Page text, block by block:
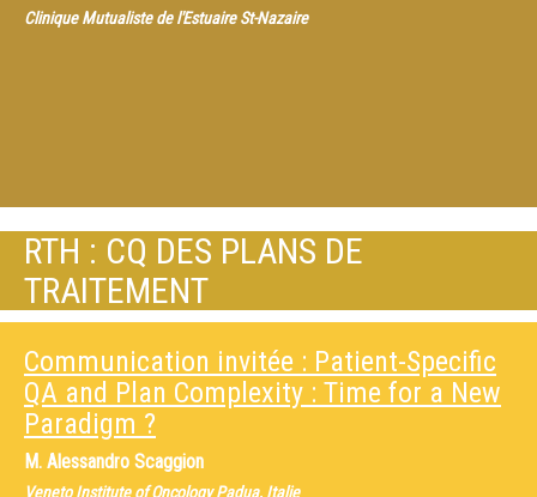
Clinique Mutualiste de l'Estuaire St-Nazaire
RTH : CQ DES PLANS DE
TRAITEMENT
Communication invitée : Patient-Specific
QA and Plan Complexity : Time for a New
Paradigm ?
M. Alessandro Scaggion
Veneto Institute of Oncology Padua, Italie